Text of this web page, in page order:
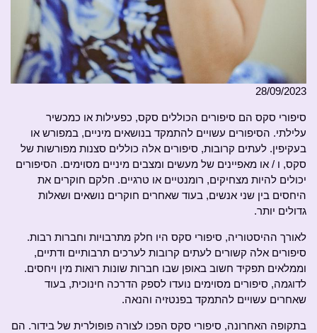
28/09/2023
סיפורי סקס הם סיפורים הכוללים סקס, כפעילות או כמכשיר
עלילתי. הסיפורים עשויים להתמקד בנושאים מיניים, במפורש או
בעקיפין. לעתים קרובות, סיפורים אלה כוללים סצנות מפורשות של
סקס, ו / או מאפיינים של מעשים ומצבים מיניים מסוימים. הסיפורים
יכולים להיות מצחיקים, רומנטיים או טרגיים. חלקם חוקרים את
היחסים בין שני אנשים, בעוד שאחרים חוקרים נושאים ושאלות
גדולים יותר.
לאורך ההיסטוריה, סיפורי סקס היו חלק מתרבויות וחברות רבות.
סיפורים אלה קשורים לעתים קרובות לערכים תרבותיים ודתיים,
וממלאים תפקיד חשוב באופן שבו חברות שונות רואות מין ויחסים.
לדוגמה, סיפורים מסוימים נועדו לספק הדרכה חינוכית, בעוד
שאחרים עשויים להתמקד בפנטזיה והנאה.
בתקופה האחרונה, סיפורי סקס הפכו לצורה פופולרית של בידור. הם